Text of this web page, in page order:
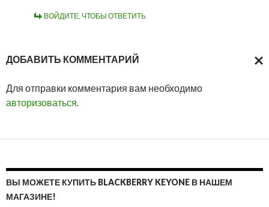
ВОЙДИТЕ, ЧТОБЫ ОТВЕТИТЬ
ДОБАВИТЬ КОММЕНТАРИЙ
Для отправки комментария вам необходимо
авторизоваться
ВЫ МОЖЕТЕ КУПИТЬ BLACKBERRY KEYONE В НАШЕМ
МАГАЗИНЕ!